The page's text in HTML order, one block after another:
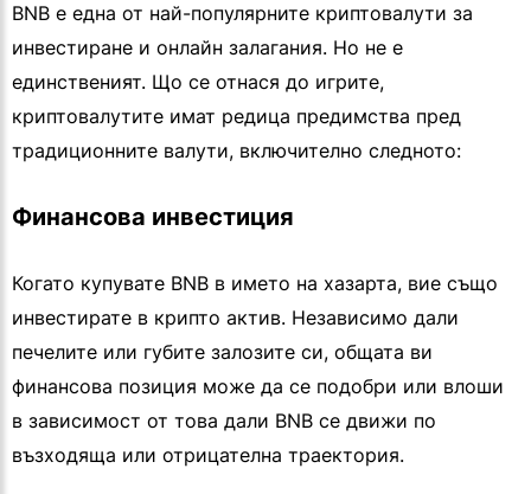
BNB е една от най-популярните криптовалути за
инвестиране и онлайн залагания. Но не е
единственият. Що се отнася до игрите,
криптовалутите имат редица предимства пред
традиционните валути, включително следното:
Финансова инвестиция
Когато купувате BNB в името на хазарта, вие също
инвестирате в крипто актив. Независимо дали
печелите или губите залозите си, общата ви
финансова позиция може да се подобри или влоши
в зависимост от това дали BNB се движи по
възходяща или отрицателна траектория.